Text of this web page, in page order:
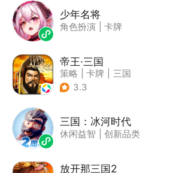
少年名将
角色扮演 卡牌
帝王·三国
策略 卡牌
三国
| 中国风
3.3
三国：冰河时代
休闲益智 创新品类
放开那三国2